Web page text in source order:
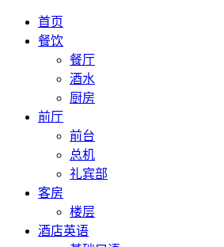
首页
餐饮
餐厅
酒水
厨房
前厅
前台
总机
礼宾部
客房
楼层
酒店英语